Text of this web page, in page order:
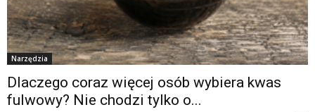
Narzędzia
Dlaczego coraz więcej osób wybiera kwas
fulwowy? Nie chodzi tylko o...